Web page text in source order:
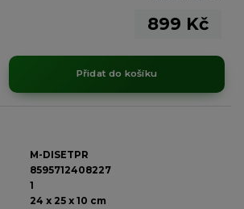
899 Kč
Přidat do košíku
M-DISETPR
8595712408227
1
24 x 25 x 10 cm